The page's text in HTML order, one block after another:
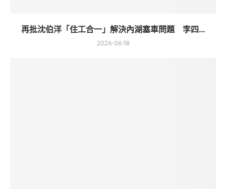
再批沈伯洋「住工合一」解決內湖塞車問題 李四...
2026-06-18